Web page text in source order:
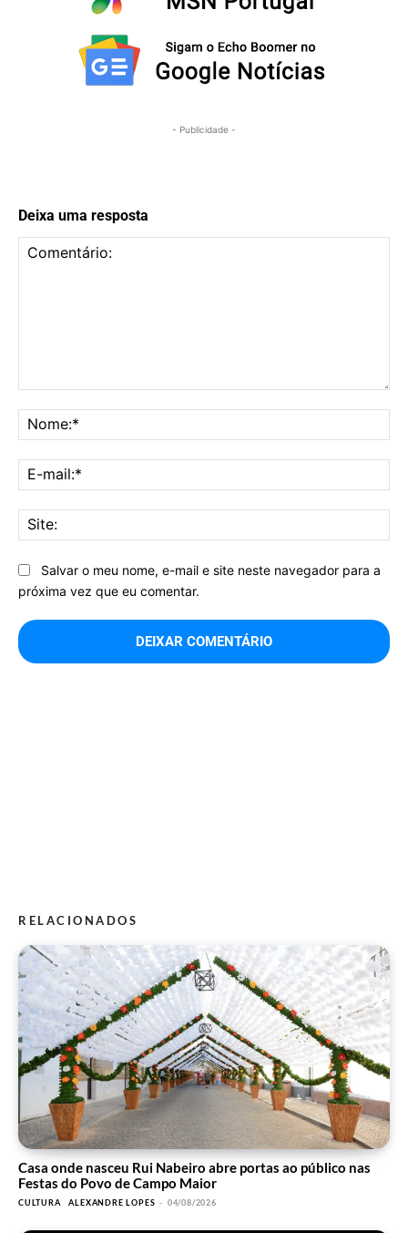
- Publicidade -
Deixa uma resposta
Salvar o meu nome, e-mail e site neste navegador para a
próxima vez que eu comentar.
RELACIONADOS
Casa onde nasceu Rui Nabeiro abre portas ao público nas
Festas do Povo de Campo Maior
CULTURA ALEXANDRE LOPES - 04/08/2026